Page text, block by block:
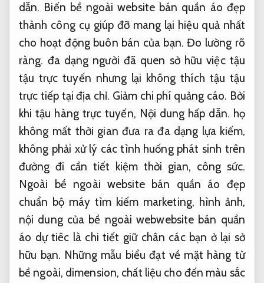
dẫn. Biến bề ngoài website bán quần áo đẹp
thành công cụ giúp đỡ mang lại hiệu quả nhất
cho hoạt động buôn bán của bạn.Đo lường rõ
ràng. đa dạng người đã quen sở hữu việc tậu
tậu trực tuyến nhưng lại không thích tậu tậu
trực tiếp tại địa chỉ. Giảm chi phí quảng cáo. Bởi
khi tậu hàng trực tuyến, Nội dung hấp dẫn. họ
không mất thời gian đưa ra đa dạng lựa kiếm,
không phải xử lý các tình huống phát sinh trên
đường đi cần tiết kiệm thời gian, công sức.
Ngoài bề ngoài website bán quần áo đẹp
chuẩn bộ máy tìm kiếm marketing, hình ảnh,
nội dung của bề ngoài webwebsite bán quần
áo dự tiêc là chi tiết giữ chân các bạn ở lại sở
hữu bạn. Những mẫu biểu đạt về mặt hàng từ
bề ngoài, dimension, chất liệu cho đến màu sắc